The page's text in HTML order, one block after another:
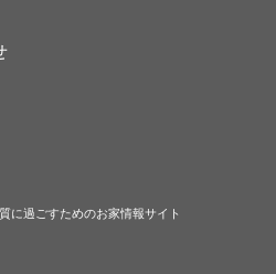
に過ごすためのお家情報サイト